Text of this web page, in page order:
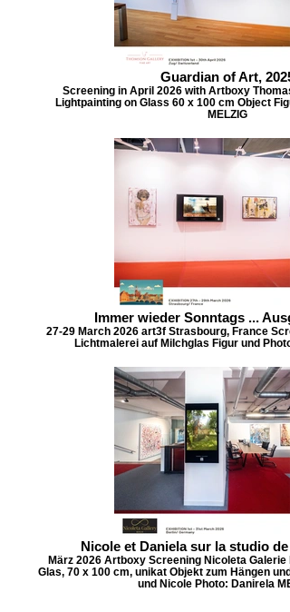
Guardian of Art, 2025
Screening in April 2026 with Artboxy
Lightpainting on Glass 60 x 100 cm Object
MELZIG
Immer wieder Sonntags ...
27-29 March 2026 art3f Strasbourg, France
Lichtmalerei auf Milchglas Figur und
Nicole et Daniela sur la studio de
März 2026 Artboxy Screening Nicoleta Galerie
Glas, 70 x 100 cm, unikat Objekt zum Hängen
und Nicole Photo: Danirela